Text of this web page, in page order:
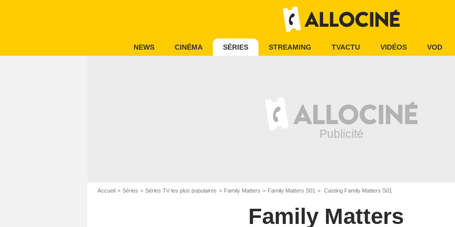
NEWS CINÉMA SÉRIES STREAMING TVACTU VIDÉOS VOD
Accueil Séries Séries TV les plus populaires Family Matters Family Matters S01 Casting Family Matters S01
Family Matters